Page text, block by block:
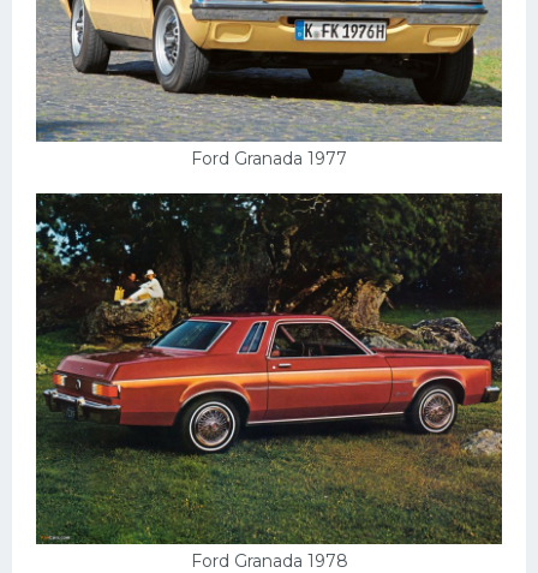
Ford Granada 1977
Ford Granada 1978
Скания
Форд
Черри
Хавал
Кавасаки
Инфинити
ЛУАЗ
Фиат
Ситроен
Субару
Опель
Подводные лодки